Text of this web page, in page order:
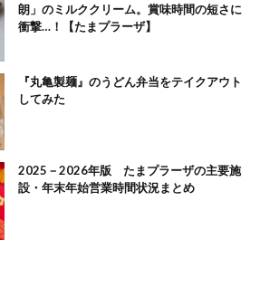
朗」のミルククリーム。賞味時間の短さに
衝撃…！【たまプラーザ】
『丸亀製麺』のうどん弁当をテイクアウト
してみた
2025－2026年版 たまプラーザの主要施
設・年末年始営業時間状況まとめ